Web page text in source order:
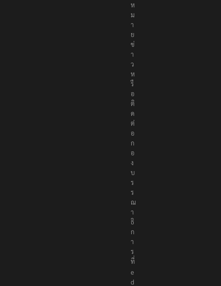
ห
ม
า
ย
ข่
า
ว
ห
รื
อ
ติ
ด
ต่
อ
ก
อ
ง
บ
ร
ร
ณ
า
ธิ
ก
า
ร
ที่
e
d